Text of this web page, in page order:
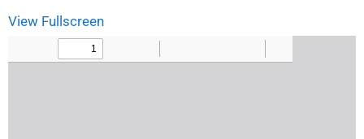
View Fullscreen